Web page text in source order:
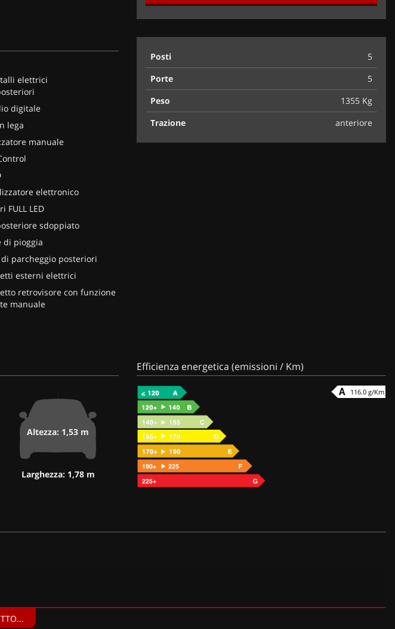
elettrici
digitale
lega
manuale
elettronico
FULL LED
sdoppiato
di pioggia
parcheggio posteriori
esterni elettrici
retrovisore con funzione
manuale
Posti
5
Porte
5
Peso
1355 Kg
Trazione
anteriore
Altezza: 1,53 m
Larghezza: 1,78 m
Efficienza energetica (emissioni / Km)
116.0 g/Km